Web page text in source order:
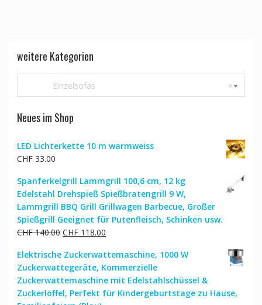
weitere Kategorien
×
Einzelsofas
Neues im Shop
LED Lichterkette 10 m warmweiss
CHF33.00
Spanferkelgrill Lammgrill 100,6 cm, 12 kg
Edelstahl Drehspieß Spießbratengrill 9 W,
Lammgrill BBQ Grill Grillwagen Barbecue, Großer
Spießgrill Geeignet für Putenfleisch, Schinken usw.
CHF140.00 Ursprünglicher
war:
CHF 140.00
CHF118.00Aktueller
ist:
CHF 118.00.
Elektrische Zuckerwattemaschine, 1000 W
Zuckerwattegeräte, Kommerzielle
Zuckerwattemaschine mit Edelstahlschüssel &
Zuckerlöffel, Perfekt für Kindergeburtstage zu Hause,